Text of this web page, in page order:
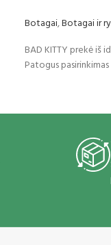
Botagai,Botagai ir
BAD KITTY prekė iš
Patogus